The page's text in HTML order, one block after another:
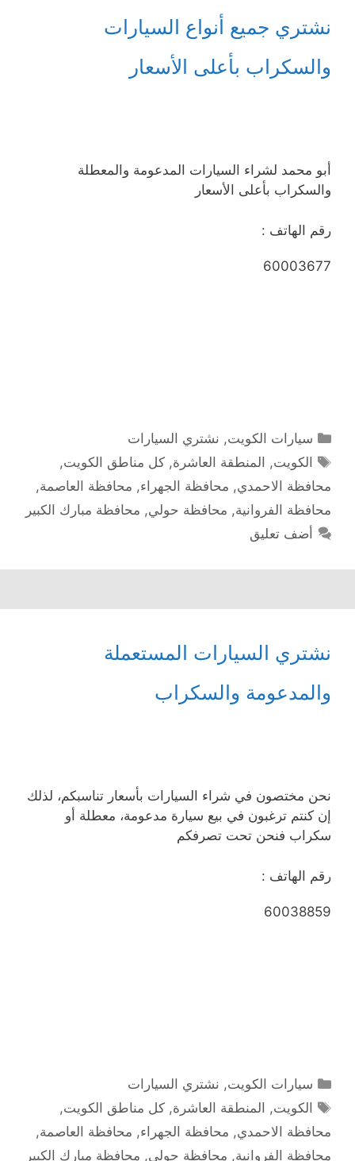
نشتري جميع أنواع السيارات
والسكراب بأعلى الأسعار
أبو محمد لشراء السيارات المدعومة والمعطلة
والسكراب بأعلى الأسعار
رقم الهاتف :
60003677
التصنيفات
سيارات الكويت, نشتري السيارات
الوسوم
الكويت, المنطقة العاشرة,كل مناطق الكويت,
محافظة الاحمدي, محافظة الجهراء, محافظة العاصمة,
محافظة الفروانية, محافظة حولي, محافظة مبارك الكبير
أضف تعليق
نشتري السيارات المستعملة
والمدعومة والسكراب
نحن مختصون في شراء السيارات بأسعار تناسبكم، لذلك
إن كنتم ترغبون في بيع سيارة مدعومة، معطلة أو
سكراب فنحن تحت تصرفكم
رقم الهاتف :
60038859
التصنيفات
سيارات الكويت, نشتري السيارات
الوسوم
الكويت, المنطقة العاشرة,كل مناطق الكويت,
محافظة الاحمدي, محافظة الجهراء, محافظة العاصمة,
محافظة الفروانية, محافظة حولي, محافظة مبارك الكبير